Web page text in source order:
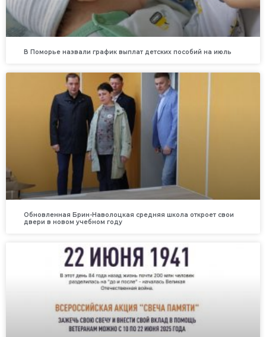
В Поморье назвали график выплат детских пособий на июль
Обновленная Брин-Наволоцкая средняя школа откроет свои
двери в новом учебном году